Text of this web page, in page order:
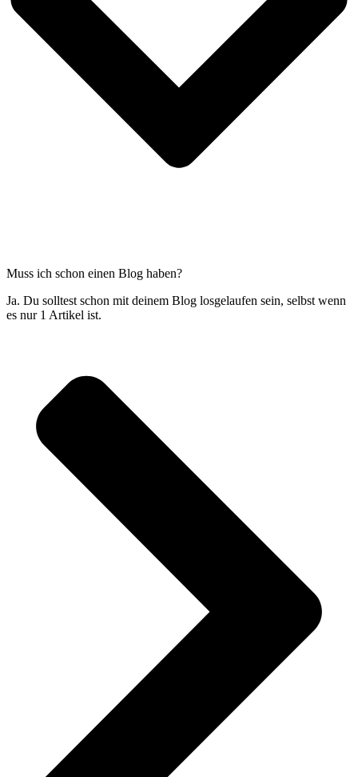
Muss ich schon einen Blog haben?
Ja. Du solltest schon mit deinem Blog losgelaufen sein, selbst wenn
es nur 1 Artikel ist.